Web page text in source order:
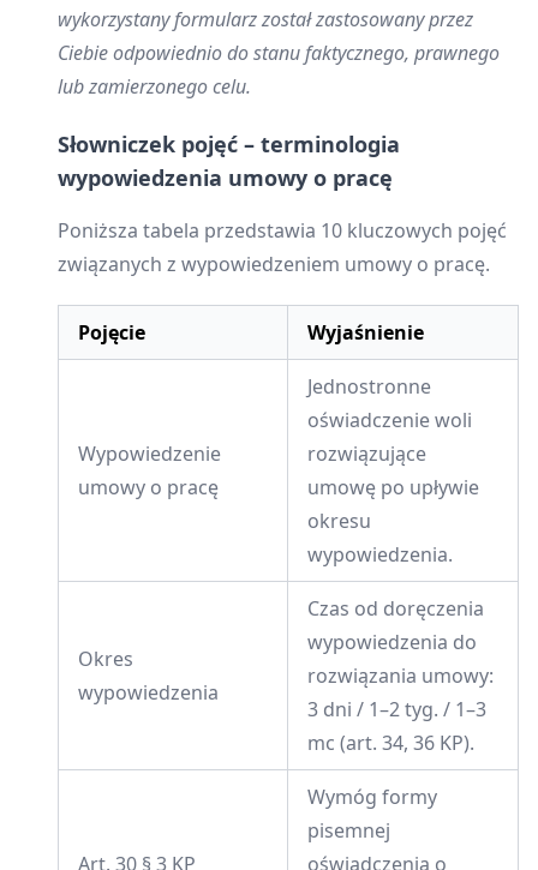
wykorzystany formularz został zastosowany przez
Ciebie odpowiednio do stanu faktycznego, prawnego
lub zamierzonego celu.
Słowniczek pojęć – terminologia
wypowiedzenia umowy o pracę
Poniższa tabela przedstawia 10 kluczowych pojęć
związanych z wypowiedzeniem umowy o pracę.
Pojęcie Wyjaśnienie
Wypowiedzenie
umowy o pracę
Jednostronne
oświadczenie woli
rozwiązujące
umowę po upływie
okresu
wypowiedzenia.
Okres
wypowiedzenia
Czas od doręczenia
wypowiedzenia do
rozwiązania umowy:
3 dni / 1–2 tyg. / 1–3
mc (art. 34, 36 KP).
Art. 30 § 3 KP
Wymóg formy
pisemnej
oświadczenia o